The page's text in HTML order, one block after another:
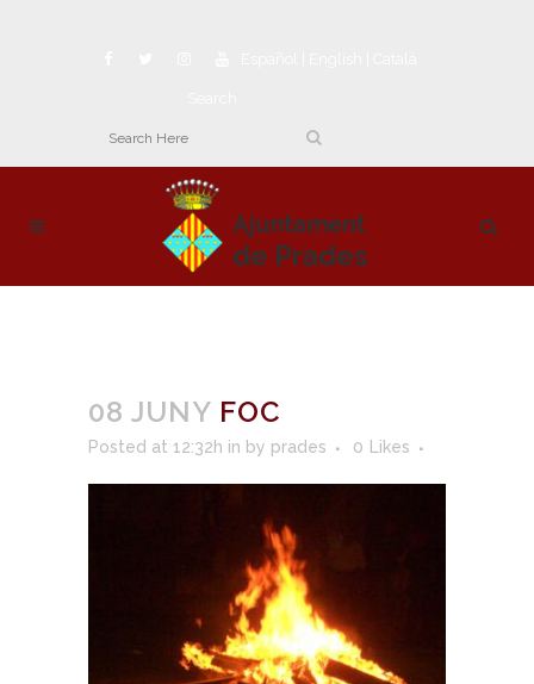
08 JUNY FOC
Posted at 12:32h in by prades 0 Likes